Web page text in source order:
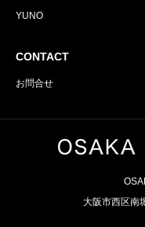
YUNO
CONTACT
お問合せ
大阪市西区南